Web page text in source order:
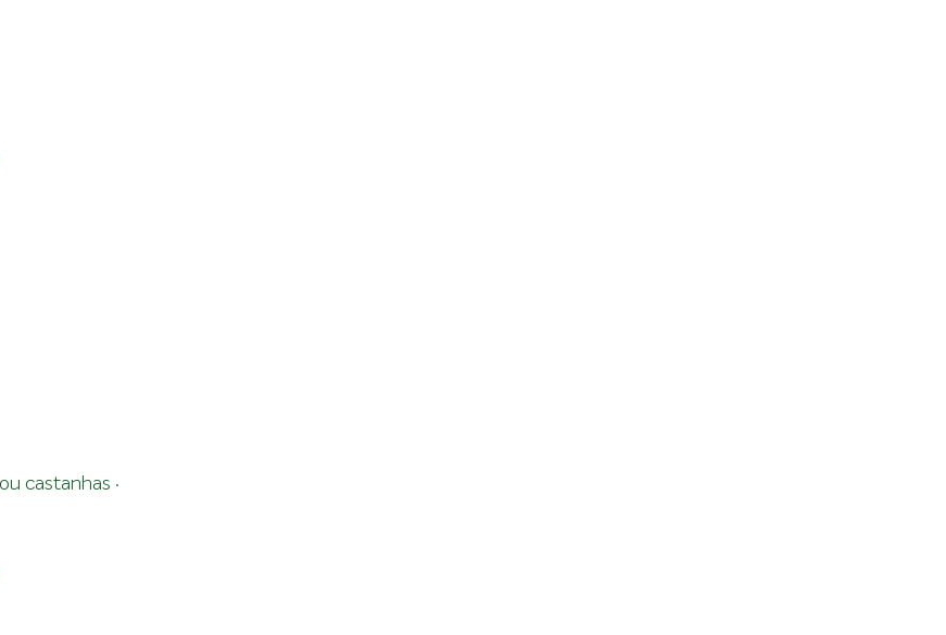
castanhas ·